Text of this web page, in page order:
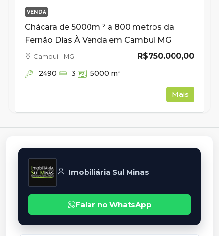
VENDA
Chácara de 5000m ² a 800 metros da
Fernão Dias À Venda em Cambuí MG
R$750.000,00
Cambuí - MG
2490 3 5000 m²
Mais
Imobiliária Sul Minas
Falar no WhatsApp